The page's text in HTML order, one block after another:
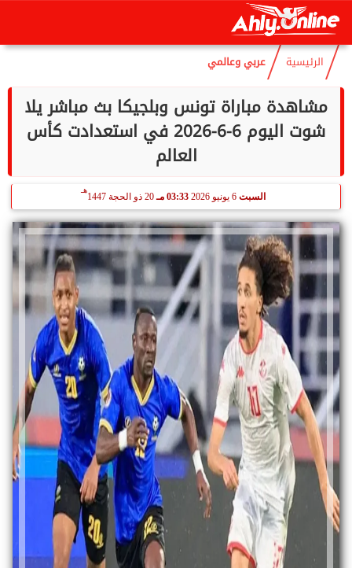
الجمعة
الرئيسية عربي وعالمي
مشاهدة مباراة تونس وبلجيكا بث مباشر يلا
شوت اليوم 6-6-2026 في استعدادت كأس
العالم
السبت 6 يونيو 2026 03:33 مـ 20 ذو الحجة 1447
هـ